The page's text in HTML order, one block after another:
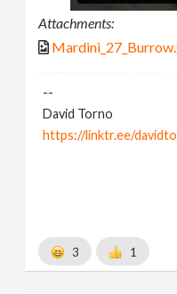
Attachments:
--
David Torno
https://linktr.ee/
3 1